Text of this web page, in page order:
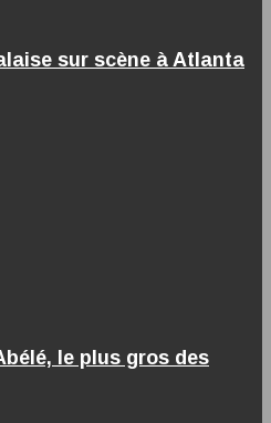
sur scène à Atlanta
le plus gros des